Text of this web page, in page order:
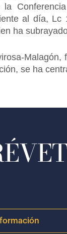
la
al día, Lc
ha
se ha